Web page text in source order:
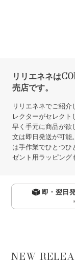
2,750円 (本体価格:2,500
売店です。
リリエネネでご紹
ゼント用ラッピング